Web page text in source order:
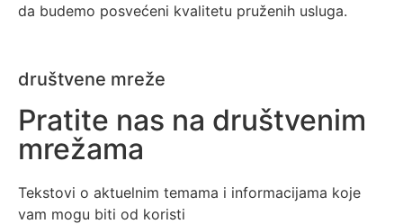
da budemo posvećeni kvalitetu pruženih usluga.
društvene mreže
Pratite nas na društvenim
mrežama
Tekstovi o aktuelnim temama i informacijama koje
vam mogu biti od koristi